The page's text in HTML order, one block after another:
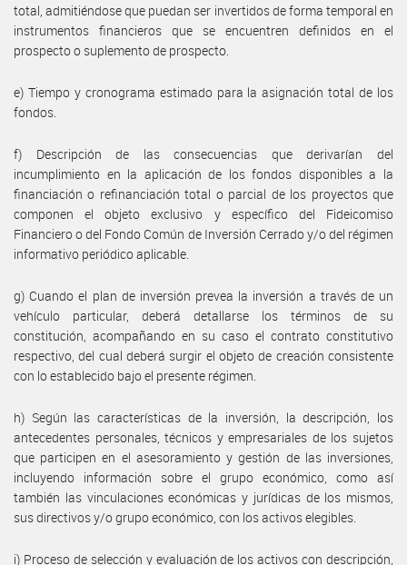
total, admitiéndose que puedan ser invertidos de forma temporal en
instrumentos financieros que se encuentren definidos en el
prospecto o suplemento de prospecto.
e) Tiempo y cronograma estimado para la asignación total de los
fondos.
f) Descripción de las consecuencias que derivarían del
incumplimiento en la aplicación de los fondos disponibles a la
financiación o refinanciación total o parcial de los proyectos que
componen el objeto exclusivo y específico del Fideicomiso
Financiero o del Fondo Común de Inversión Cerrado y/o del régimen
informativo periódico aplicable.
g) Cuando el plan de inversión prevea la inversión a través de un
vehículo particular, deberá detallarse los términos de su
constitución, acompañando en su caso el contrato constitutivo
respectivo, del cual deberá surgir el objeto de creación consistente
con lo establecido bajo el presente régimen.
h) Según las características de la inversión, la descripción, los
antecedentes personales, técnicos y empresariales de los sujetos
que participen en el asesoramiento y gestión de las inversiones,
incluyendo información sobre el grupo económico, como así
también las vinculaciones económicas y jurídicas de los mismos,
sus directivos y/o grupo económico, con los activos elegibles.
i) Proceso de selección y evaluación de los activos con descripción,